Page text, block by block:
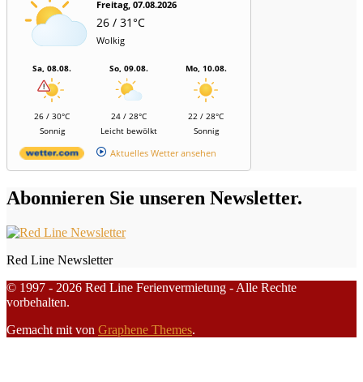
Freitag, 07.08.2026
26 / 31°C
Wolkig
Sa, 08.08.
26 / 30°C
Sonnig
So, 09.08.
24 / 28°C
Leicht bewölkt
Mo, 10.08.
22 / 28°C
Sonnig
Aktuelles Wetter ansehen
Abonnieren Sie unseren Newsletter.
Red Line Newsletter
© 1997 - 2026 Red Line Ferienvermietung - Alle Rechte
vorbehalten.
Gemacht mit von Graphene Themes.